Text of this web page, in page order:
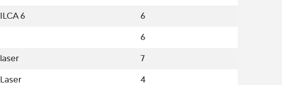
ILCA 6 6
6
laser 7
Laser 4